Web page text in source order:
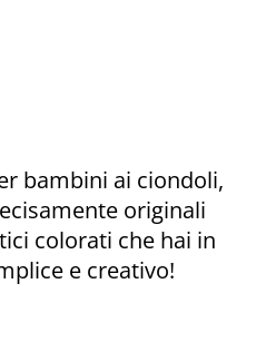
bambini ai ciondoli,
originali
colorati che hai in
e creativo!